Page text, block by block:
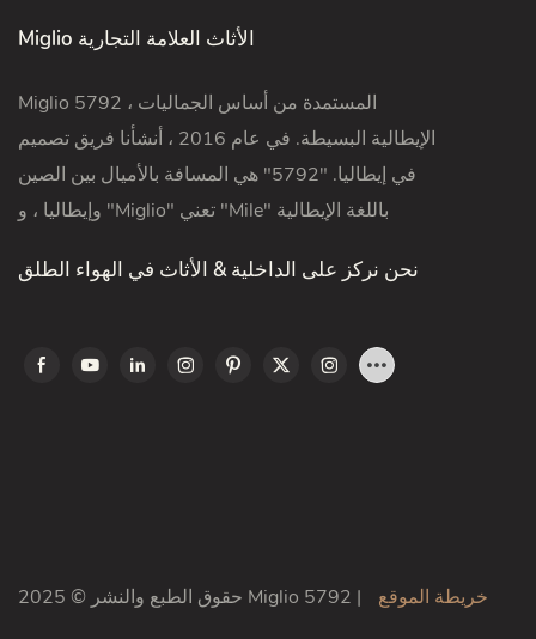
Miglio الأثاث العلامة التجارية
Miglio 5792 ، المستمدة من أساس الجماليات
الإيطالية البسيطة. في عام 2016 ، أنشأنا فريق تصميم
في إيطاليا. "5792" هي المسافة بالأميال بين الصين
حقوق الطبع والنشر © 2025 Miglio 5792 | خريطة الموقع